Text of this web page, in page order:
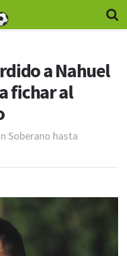
a Nahuel
fichar al
Soberano hasta